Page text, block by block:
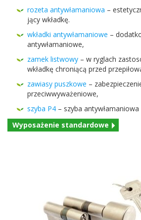
rozeta anty­wła­man­iowa –
jący wkładkę.
wkładki anty­wła­man­iowe –
antywłamaniowe,
zamek list­wowy – w ryglach
wkładkę chroniącą przed
zaw­iasy puszkowe –
przeciwwyważeniowe,
szyba P4 – szyba
Wyposaże­nie standardowe